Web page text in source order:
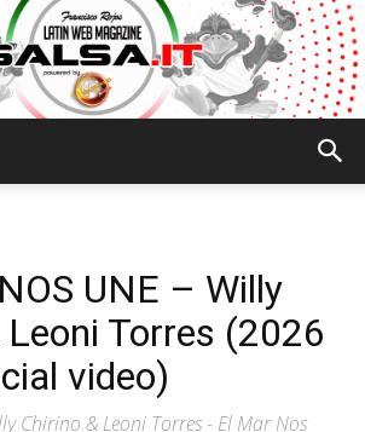
UNE – Willy
Torres (2026
video)
Chirino & Leoni Torres - El Mar Nos